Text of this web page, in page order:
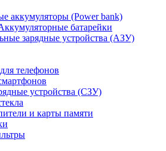
аккумуляторы (Power bank)
батарейки
зарядные устройства (АЗУ)
телефонов
устройства (СЗУ)
и карты памяти